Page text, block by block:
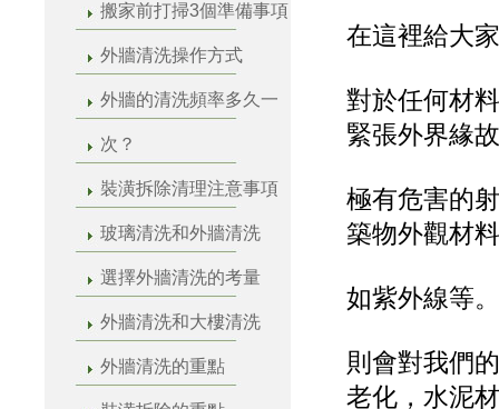
搬家前打掃3個準備事項
外牆清洗操作方式
外牆的清洗頻率多久一
次？
裝潢拆除清理注意事項
玻璃清洗和外牆清洗
選擇外牆清洗的考量
外牆清洗和大樓清洗
外牆清洗的重點
在這裡給大
對於任何材
緊張外界緣
極有危害的
築物外觀材
如紫外線等。
則會對我們
老化，水泥